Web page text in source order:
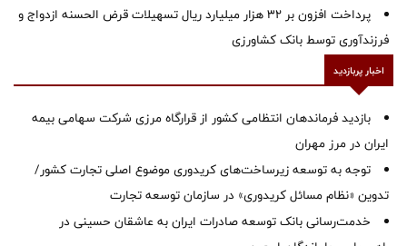
پرداخت افزون بر 32 هزار میلیارد ریال تسهیلات قرض الحسنه ازدواج و
فرزندآوری توسط بانک کشاورزی
اخبار پربازدید
بازدید فرماندهان انتظامی کشور از قرارگاه مرزی شرکت سهامی بیمه
ایران در مرز مهران
توجه به توسعه زیرساخت‌های کریدوری موضوع اصلی تجارت کشور/
تدوین «نظام مسائل کریدوری» در سازمان توسعه تجارت
خدمت‌رسانی بانک توسعه صادرات ایران به عاشقان حسینی در